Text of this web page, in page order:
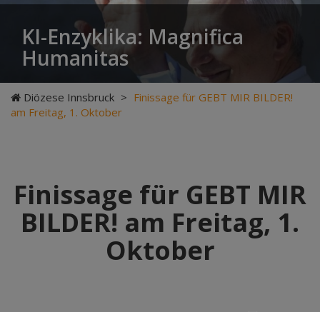
KI-Enzyklika: Magnifica
Humanitas
Diözese Innsbruck > Finissage für GEBT MIR BILDER!
am Freitag, 1. Oktober
Finissage für GEBT MIR
BILDER! am Freitag, 1.
Oktober